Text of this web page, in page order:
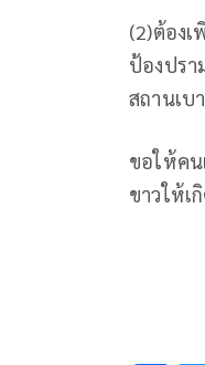
(2)ต้อง
ป้องปรา
สถานเบา
ขอให้ค
ขาวให้เ